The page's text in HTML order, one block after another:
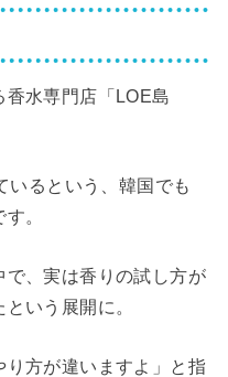
水専門店「LOE島
いるという、韓国でも
。
で、実は香りの試し方が
いう展開に。
り方が違いますよ」と指